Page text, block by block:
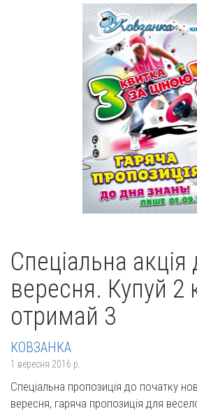
Спеціальна акція
вересня. Купуй 2
отримай 3
КОВЗАНКА
1 вересня 2016 р.
Спеціальна пропозиція до початку
вересня, гаряча пропозиція для